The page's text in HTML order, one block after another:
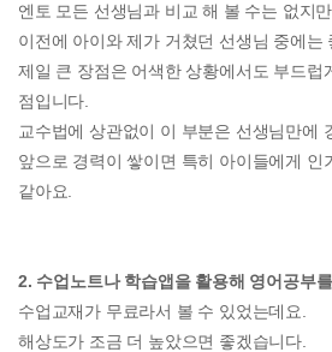
엔토 모든 선생님과 비교 해 볼 수는 없지만,
이전에 아이와 제가 거쳤던 선생님 중에는
제일 큰 장점은 어색한 상황에서도 부드럽
점입니다.
교수법에 상관없이 이 부분은 선생님만에
앞으로 경력이 쌓이면 특히 아이들에게 인
같아요.
2. 수업노트나 학습앱을 활용해 영어공부
수업교재가 무료라서 볼 수 있었는데요.
해상도가 조금 더 높았으면 좋겠습니다.